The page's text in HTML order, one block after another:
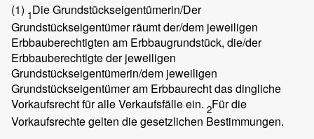
(1) 1Die Grundstückseigentümerin/Der
Grundstückseigentümer räumt der/dem jeweiligen
Erbbauberechtigten am Erbbaugrundstück, die/der
Erbbauberechtigte der jeweiligen
Grundstückseigentümerin/dem jeweiligen
Grundstückseigentümer am Erbbaurecht das dingliche
Vorkaufsrecht für alle Verkaufsfälle ein. 2Für die
Vorkaufsrechte gelten die gesetzlichen Bestimmungen.